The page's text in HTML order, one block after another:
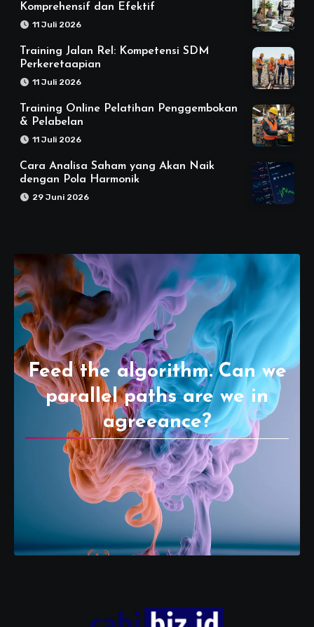
Komprehensif dan Efektif
11 Juli 2026
Training Jalan Rel: Kompetensi SDM
Perkeretaapian
11 Juli 2026
Training Online Pelatihan Penggembokan
& Pelabelan
11 Juli 2026
Cara Analisa Saham yang Akan Naik
dengan Pola Harmonik
29 Juni 2026
Feed the algorithm. Can we
parallel paths are we in
agreeance?